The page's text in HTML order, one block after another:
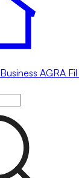
Business AGRA Fil